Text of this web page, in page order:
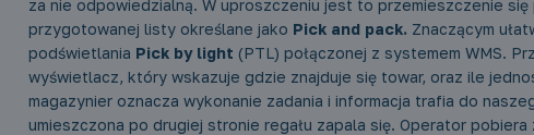
za nie odpowiedzialną. W uproszczeniu jest to przemieszczenie
przygotowanej listy określane jako Pick and pack. Znaczącym
podświetlania Pick by light (PTL) połączonej z systemem WMS.
wyświetlacz, który wskazuje gdzie znajduje się towar, oraz ile
magazynier oznacza wykonanie zadania i informacja trafia do
umieszczona po drugiej stronie regału zapala się. Operator